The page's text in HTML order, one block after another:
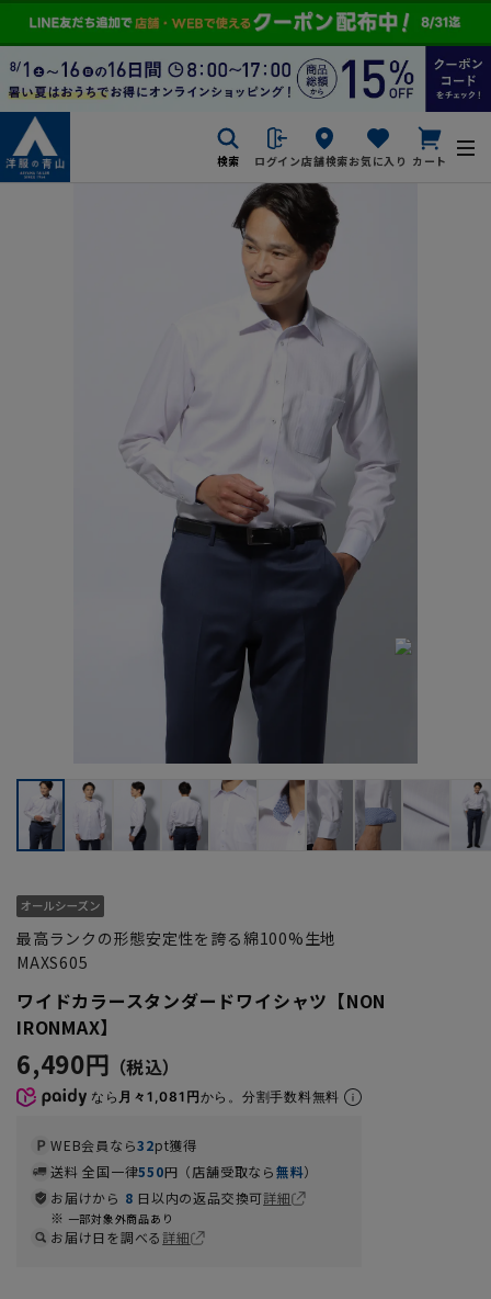
検索 ログイン店舗検索お気に入り カート
最高ランクの形態安定性を誇る綿100%生地
MAXS605
ワイドカラースタンダードワイシャツ【NON
IRONMAX】
6,490円
なら 月々1,081円から。分割手数料無料
WEB会員なら32pt獲得
送料 全国一律550円（店舗受取なら無料）
お届けから 8 日以内の返品交換可詳細
一部対象外商品あり
お届け日を調べる詳細